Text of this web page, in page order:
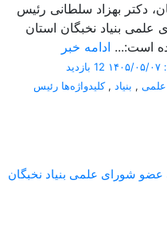
دکتر بهزاد سلطانی رئیس
بنیاد نخبگان استان
است:... ادامه خبر
12 بازدید
علمی , بنیاد ,کلیدواژه‌ها رئیس
عضو شورای علمی بنیاد نخبگان